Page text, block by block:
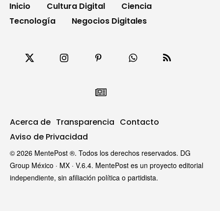
Inicio Cultura Digital
Ciencia
Tecnología
Negocios Digitales
Acerca de Transparencia Contacto
Aviso de Privacidad
© 2026 MentePost ®. Todos los derechos reservados. DG
Group México · MX · V.6.4. MentePost es un proyecto editorial
independiente, sin afiliación política o partidista.